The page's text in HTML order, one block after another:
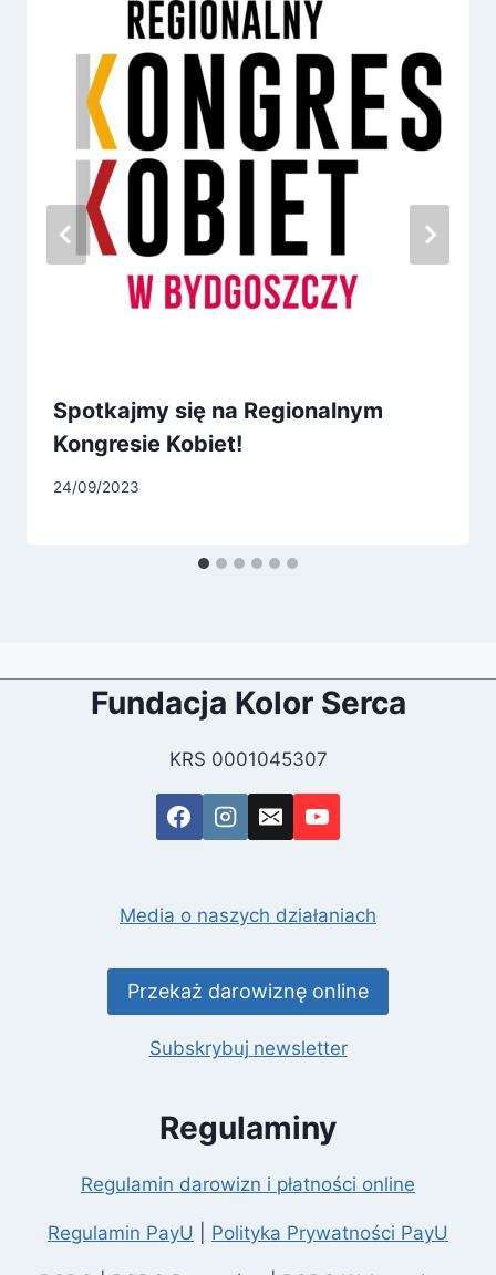
Spotkajmy się na Regionalnym
Kongresie Kobiet!
24/09/2023
Fundacja Kolor Serca
KRS 0001045307
Media o naszych działaniach
Przekaż darowiznę online
Subskrybuj newsletter
Regulaminy
Regulamin darowizn i płatności online
Regulamin PayU Polityka Prywatności PayU